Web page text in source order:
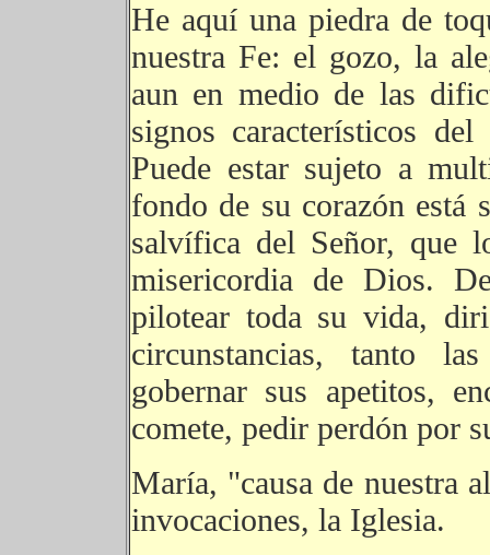
He aquí una piedra de
nuestra Fe: el gozo, la
aun en medio de las
signos característicos
Puede estar sujeto a
fondo de su corazón está
salvífica del Señor, que
misericordia de Dios.
pilotear toda su vida,
circunstancias, tanto
gobernar sus apetitos,
comete, pedir perdón por
María, "causa de nuestra
invocaciones, la Iglesia.